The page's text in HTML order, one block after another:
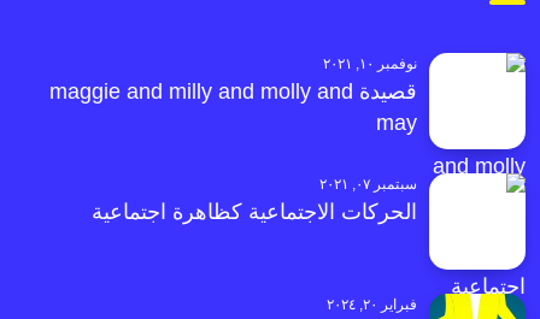
نوفمبر ١٠, ٢٠٢١
قصيدة maggie and milly and molly and
may
سبتمبر ٠٧, ٢٠٢١
الحركات الاجتماعية كظاهرة اجتماعية
فبراير ٢٠, ٢٠٢٤